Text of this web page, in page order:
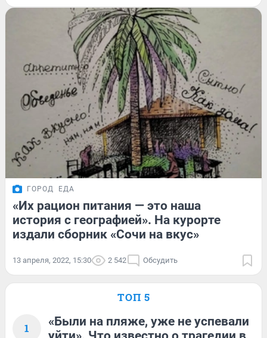
ГОРОД ЕДА
«Их рацион питания — это наша
история с географией». На курорте
издали сборник «Сочи на вкус»
13 апреля, 2022, 15:30 2 542 Обсудить
ТОП 5
1
«Были на пляже, уже не успевали